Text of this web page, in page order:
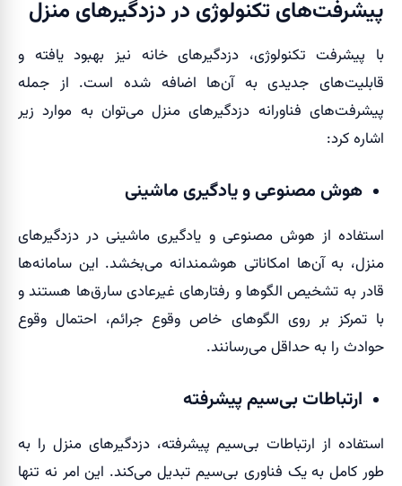
پیشرفت‌های تکنولوژی در دزدگیرهای منزل
با پیشرفت تکنولوژی، دزدگیرهای خانه نیز بهبود یافته و
قابلیت‌های جدیدی به آن‌ها اضافه شده است. از جمله
پیشرفت‌های فناورانه دزدگیرهای منزل می‌توان به موارد زیر
اشاره کرد:
هوش مصنوعی و یادگیری ماشینی
استفاده از هوش مصنوعی و یادگیری ماشینی در دزدگیرهای
منزل، به آن‌ها امکاناتی هوشمندانه می‌بخشد. این سامانه‌ها
قادر به تشخیص الگوها و رفتارهای غیرعادی سارق‌ها هستند و
با تمرکز بر روی الگوهای خاص وقوع جرائم، احتمال وقوع
حوادث را به حداقل می‌رسانند.
ارتباطات بی‌سیم پیشرفته
استفاده از ارتباطات بی‌سیم پیشرفته، دزدگیرهای منزل را به
طور کامل به یک فناوری بی‌سیم تبدیل می‌کند. این امر نه تنها